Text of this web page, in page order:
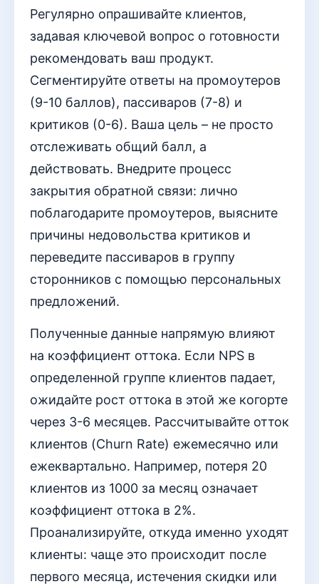
Регулярно опрашивайте клиентов,
задавая ключевой вопрос о готовности
рекомендовать ваш продукт.
Сегментируйте ответы на промоутеров
(9-10 баллов), пассиваров (7-8) и
критиков (0-6). Ваша цель – не просто
отслеживать общий балл, а
действовать. Внедрите процесс
закрытия обратной связи: лично
поблагодарите промоутеров, выясните
причины недовольства критиков и
переведите пассиваров в группу
сторонников с помощью персональных
предложений.
Полученные данные напрямую влияют
на коэффициент оттока. Если NPS в
определенной группе клиентов падает,
ожидайте рост оттока в этой же когорте
через 3-6 месяцев. Рассчитывайте отток
клиентов (Churn Rate) ежемесячно или
ежеквартально. Например, потеря 20
клиентов из 1000 за месяц означает
коэффициент оттока в 2%.
Проанализируйте, откуда именно уходят
клиенты: чаще это происходит после
первого месяца, истечения скидки или